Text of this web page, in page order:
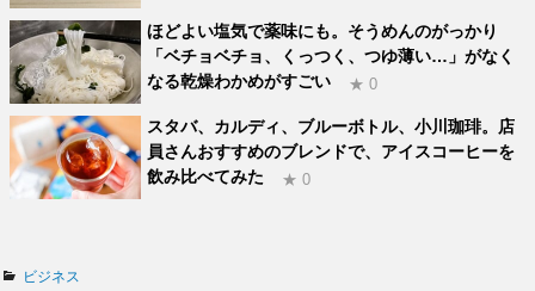
ほどよい塩気で薬味にも。そうめんのがっかり
「ベチョベチョ、くっつく、つゆ薄い…」がなく
なる乾燥わかめがすごい
★ 0
スタバ、カルディ、ブルーボトル、小川珈琲。店
員さんおすすめのブレンドで、アイスコーヒーを
飲み比べてみた
★ 0
カ
ビジネス